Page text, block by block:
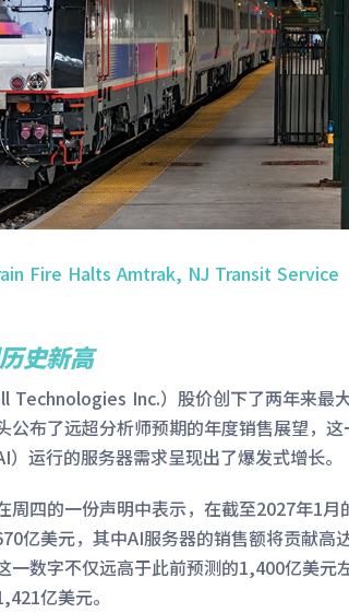
Fire Halts Amtrak, NJ Transit Service
史新高
Technologies Inc.）股价创下了两年来最
公布了远超分析师预期的年度销售展望，这
运行的服务器需求呈现出了爆发式增长。
周四的一份声明中表示，在截至2027年1月
亿美元，其中AI服务器的销售额将贡献高
数字不仅远高于此前预测的1,400亿美元
亿美元。